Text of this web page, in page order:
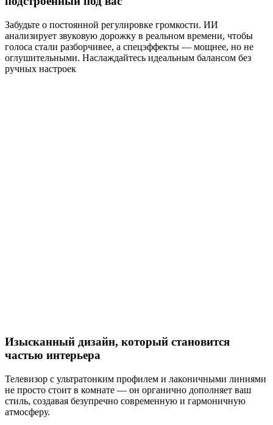
Забудьте о постоянной регулировке громкости. ИИ
анализирует звуковую дорожку в реальном времени, чтобы
голоса стали разборчивее, а спецэффекты — мощнее, но не
оглушительными. Наслаждайтесь идеальным балансом без
ручных настроек
Изысканный дизайн, который становится
частью интерьера
Телевизор с ультратонким профилем и лаконичными линиями
не просто стоит в комнате — он органично дополняет ваш
стиль, создавая безупречно современную и гармоничную
атмосферу.